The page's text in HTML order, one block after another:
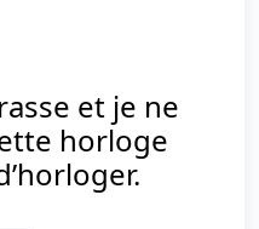
et je ne
horloge